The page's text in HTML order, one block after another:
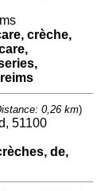
crèche,
0,26 km)
51100
de,